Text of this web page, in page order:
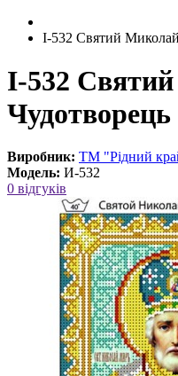
І-532 Святий
І-532
Чудотворець
Виробник: ТМ "Рідний
Модель: И-532
0 відгуків